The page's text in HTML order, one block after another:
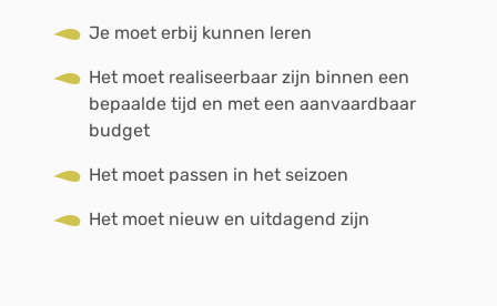
Je moet erbij kunnen leren
Het moet realiseerbaar zijn binnen een
bepaalde tijd en met een aanvaardbaar
budget
Het moet passen in het seizoen
Het moet nieuw en uitdagend zijn